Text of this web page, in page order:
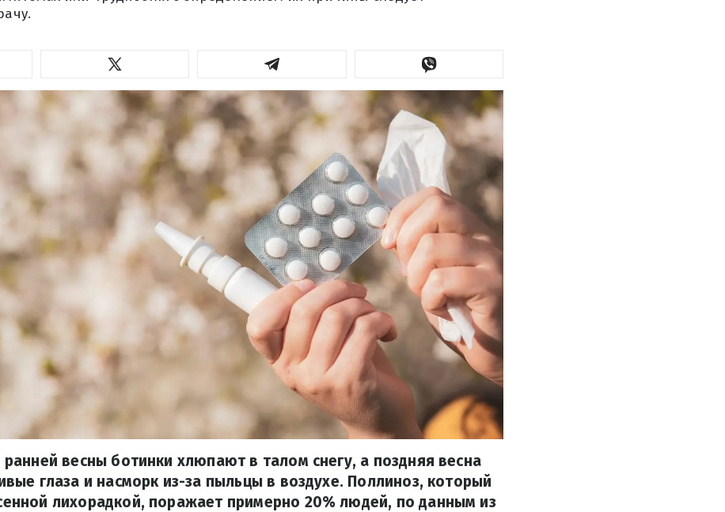
ранней весны ботинки хлюпают в талом снегу, а поздняя весна
глаза и насморк из-за пыльцы в воздухе. Поллиноз, который
лихорадкой, поражает примерно 20% людей, по данным из